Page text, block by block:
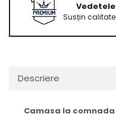
Susțin calitatea
Descriere
Camasa la